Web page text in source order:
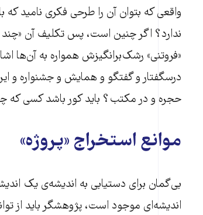
واقعی که بتوان آن را طرحی فکری نامید که
ندارد؟ اگر چنین است، پس تکلیف آن «چند
«فروتنی» رشک‌برانگیز‌ش همواره به
درسگفتار و گفتگو و همایش و جشنواره و
حجره و در مکتب؟ باید کور باشد کسی که
موانع استخراج «پروژه»
بی‌گمان برای دستیابی به اندیشه‌ی یک
اندیشه‌ای موجود است، پژوهشگر باید از